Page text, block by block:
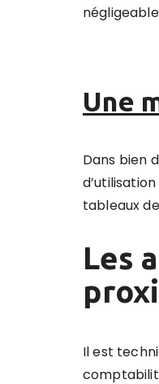
Une
Dans bien
tableaux
Les
Il est